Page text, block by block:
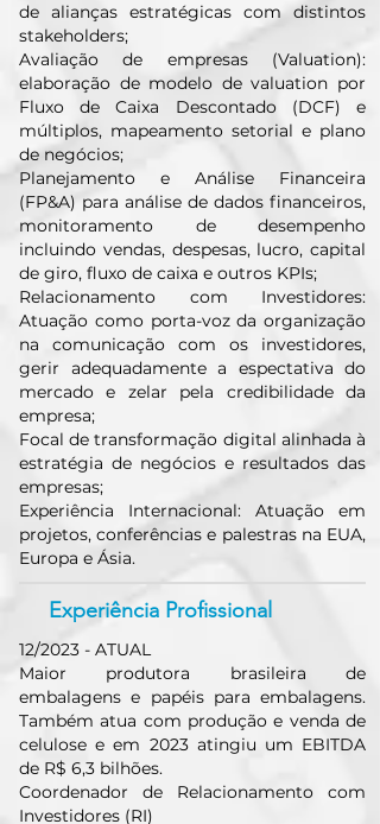
de alianças estratégicas com distintos
stakeholders;
Avaliação de empresas (Valuation):
elaboração de modelo de valuation por
Fluxo de Caixa Descontado (DCF) e
múltiplos, mapeamento setorial e plano
de negócios;
Planejamento e Análise Financeira
(FP&A) para análise de dados financeiros,
monitoramento de desempenho
incluindo vendas, despesas, lucro, capital
de giro, fluxo de caixa e outros KPIs;
Relacionamento com Investidores:
Atuação como porta-voz da organização
na comunicação com os investidores,
gerir adequadamente a espectativa do
mercado e zelar pela credibilidade da
empresa;
Focal de transformação digital alinhada à
estratégia de negócios e resultados das
empresas;
Experiência Internacional: Atuação em
projetos, conferências e palestras na EUA,
Europa e Ásia.
Experiência Profissional
12/2023 - ATUAL
Maior produtora brasileira de
embalagens e papéis para embalagens.
Também atua com produção e venda de
celulose e em 2023 atingiu um EBITDA
de R$ 6,3 bilhões.
Coordenador de Relacionamento com
Investidores (RI)